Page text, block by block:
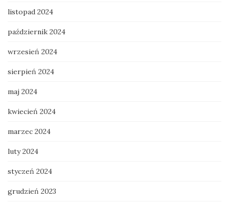
listopad 2024
październik 2024
wrzesień 2024
sierpień 2024
maj 2024
kwiecień 2024
marzec 2024
luty 2024
styczeń 2024
grudzień 2023